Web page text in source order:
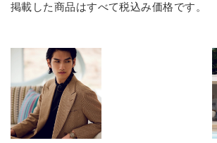
掲載した商品はすべて税込み価格です。